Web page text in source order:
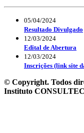
05/04/2024
Resultado Divulgado
12/03/2024
Edital de Abertura
12/03/2024
Inscrições (link site
© Copyright. Todos
Instituto CONSULTEC